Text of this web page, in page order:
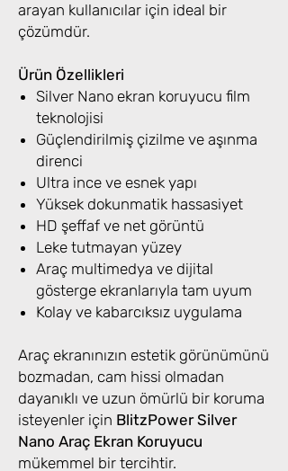
arayan kullanıcılar için ideal bir
çözümdür.
Ürün Özellikleri
Silver Nano ekran koruyucu film
teknolojisi
Güçlendirilmiş çizilme ve aşınma
direnci
Ultra ince ve esnek yapı
Yüksek dokunmatik hassasiyet
HD şeffaf ve net görüntü
Leke tutmayan yüzey
Araç multimedya ve dijital
gösterge ekranlarıyla tam uyum
Kolay ve kabarcıksız uygulama
Araç ekranınızın estetik görünümünü
bozmadan, cam hissi olmadan
dayanıklı ve uzun ömürlü bir koruma
isteyenler için BlitzPower Silver
Nano Araç Ekran Koruyucu
mükemmel bir tercihtir.